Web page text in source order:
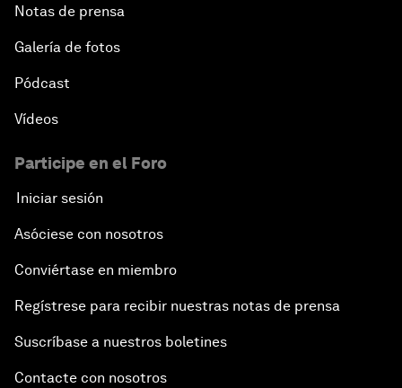
Notas de prensa
Galería de fotos
Pódcast
Vídeos
Participe en el Foro
Iniciar sesión
Asóciese con nosotros
Conviértase en miembro
Regístrese para recibir nuestras notas de prensa
Suscríbase a nuestros boletines
Contacte con nosotros